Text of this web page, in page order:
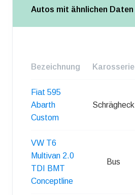
Autos mit ähnlichen Daten
Bezeichnung Karosserie
Fiat 595
Abarth
Custom
Schrägheck
VW T6
Multivan 2.0
TDI BMT
Conceptline
Bus